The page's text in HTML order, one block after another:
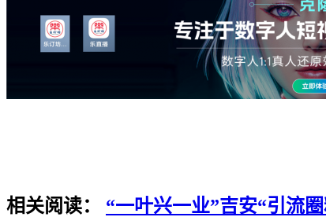
相关阅读： “一叶兴一业”吉安“引流